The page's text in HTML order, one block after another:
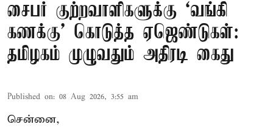
சைபர் குற்றவாளிகளுக்கு ‘வங்கி
கணக்கு’ கொடுத்த ஏஜெண்டுகள்:
தமிழகம் முழுவதும் அதிரடி கைது
Published on: 08 Aug 2026, 3:55 am
சென்னை,